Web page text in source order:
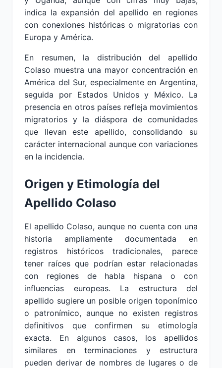
indica la expansión del apellido en regiones
con conexiones históricas o migratorias con
Europa y América.
En resumen, la distribución del apellido
Colaso muestra una mayor concentración en
América del Sur, especialmente en Argentina,
seguida por Estados Unidos y México. La
presencia en otros países refleja movimientos
migratorios y la diáspora de comunidades
que llevan este apellido, consolidando su
carácter internacional aunque con variaciones
en la incidencia.
Origen y Etimología del
Apellido Colaso
El apellido Colaso, aunque no cuenta con una
historia ampliamente documentada en
registros históricos tradicionales, parece
tener raíces que podrían estar relacionadas
con regiones de habla hispana o con
influencias europeas. La estructura del
apellido sugiere un posible origen toponímico
o patronímico, aunque no existen registros
definitivos que confirmen su etimología
exacta. En algunos casos, los apellidos
similares en terminaciones y estructura
pueden derivar de nombres de lugares o de